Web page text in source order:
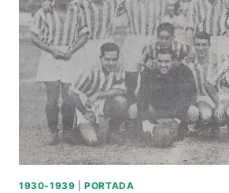
SUÁREZ
«PERAL».
1930-1939 |PORTADA